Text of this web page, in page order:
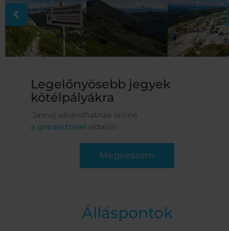
Legelőnyösebb jegyek
kötélpályákra
Jasnej vásárolhatnak online
a gopass.travel oldalon
Megveszem
Álláspontok